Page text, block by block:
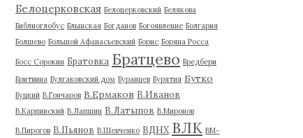
Белоцерковская Белоцерковский Белякова
Библиоглобус Блынская Богданов Богоявление Болгария
Болшево Большой Афанасьевский Борис Боряна Росса
Босс Сорокин Братовка Братцево Бредбери
Бритвина Булгаковский дом Буранцев Бурятия Бутко
Буцкий В.Гончаров В.Ермаков В.Иванов
В.Карпинский В.Лапшин В.Латыпов В.Миронов
В.Пирогов В.Пьянов В.Шевченко ВДНХ ВЛК ВМ-